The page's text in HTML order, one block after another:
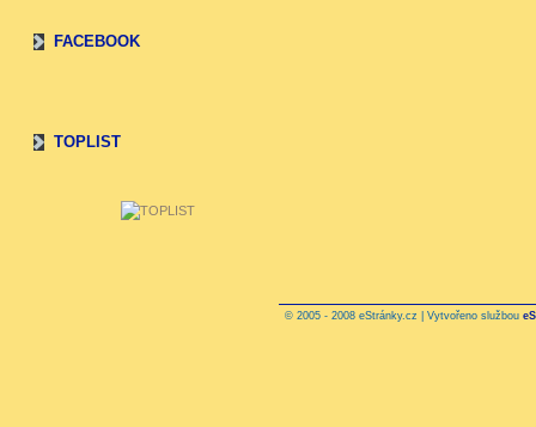
FACEBOOK
TOPLIST
© 2005 - 2008 eStránky.cz | Vytvořeno službou